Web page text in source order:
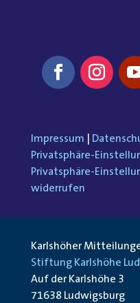
Impressum
Privatsphäre-
Privatsphäre-
widerrufen
Karlshöher
Stiftung Karlshöhe
Auf der Karlshöhe 3
71638 Ludwigsburg